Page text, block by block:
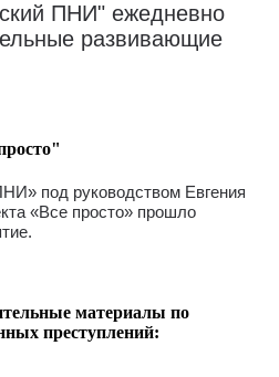
ПНИ" ежедневно
развивающие
под руководством Евгения
«Все просто» прошло
материалы по
преступлений: